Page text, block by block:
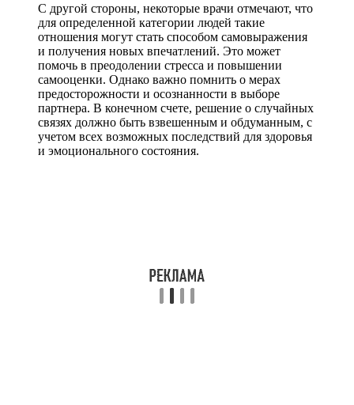
С другой стороны, некоторые врачи отмечают, что
для определенной категории людей такие
отношения могут стать способом самовыражения
и получения новых впечатлений. Это может
помочь в преодолении стресса и повышении
самооценки. Однако важно помнить о мерах
предосторожности и осознанности в выборе
партнера. В конечном счете, решение о случайных
связях должно быть взвешенным и обдуманным, с
учетом всех возможных последствий для здоровья
и эмоционального состояния.